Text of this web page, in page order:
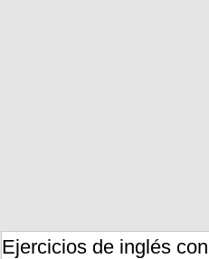
Ejercicios de inglés